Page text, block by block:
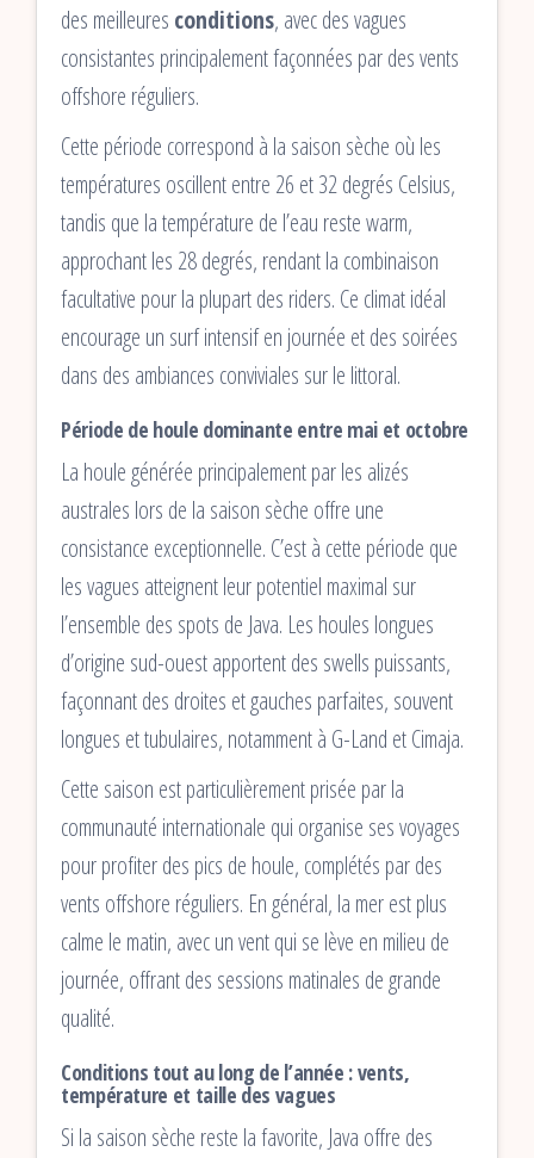
des meilleures conditions, avec des vagues
consistantes principalement façonnées par des vents
offshore réguliers.
Cette période correspond à la saison sèche où les
températures oscillent entre 26 et 32 degrés Celsius,
tandis que la température de l’eau reste warm,
approchant les 28 degrés, rendant la combinaison
facultative pour la plupart des riders. Ce climat idéal
encourage un surf intensif en journée et des soirées
dans des ambiances conviviales sur le littoral.
Période de houle dominante entre mai et octobre
La houle générée principalement par les alizés
australes lors de la saison sèche offre une
consistance exceptionnelle. C’est à cette période que
les vagues atteignent leur potentiel maximal sur
l’ensemble des spots de Java. Les houles longues
d’origine sud-ouest apportent des swells puissants,
façonnant des droites et gauches parfaites, souvent
longues et tubulaires, notamment à G-Land et Cimaja.
Cette saison est particulièrement prisée par la
communauté internationale qui organise ses voyages
pour profiter des pics de houle, complétés par des
vents offshore réguliers. En général, la mer est plus
calme le matin, avec un vent qui se lève en milieu de
journée, offrant des sessions matinales de grande
qualité.
Conditions tout au long de l’année : vents,
température et taille des vagues
Si la saison sèche reste la favorite, Java offre des